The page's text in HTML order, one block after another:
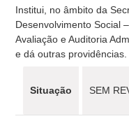
Institui, no âmbito da
Desenvolvimento Social
Avaliação e Auditoria
e dá outras providências.
Situação SEM